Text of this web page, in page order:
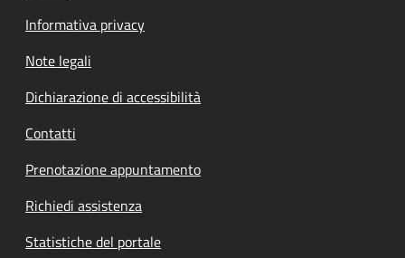
Informativa privacy
Note legali
Dichiarazione di accessibilità
Contatti
Prenotazione appuntamento
Richiedi assistenza
Statistiche del portale